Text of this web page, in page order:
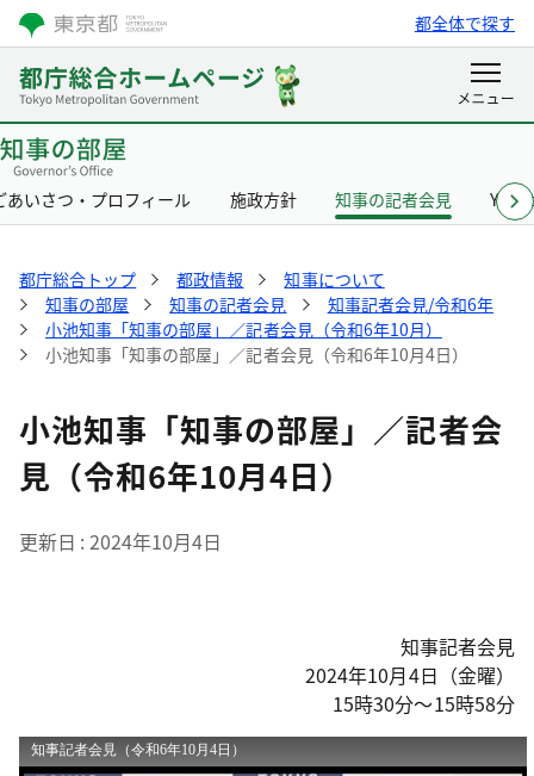
都全体で探す
あいさつ・プロフィール 施政方針 知事の記者会見
都庁総合トップ 都政情報
知事について
知事の部屋
知事の記者会見
知事記者会見/令和6年
小池知事「知事の部屋」／記者会見（令和6年10月）
小池知事「知事の部屋」／記者会見（令和6年10月4日）
小池知事「知事の部屋」／記者会
見（令和6年10月4日）
更新日 2024年10月4日
知事記者会見
2024年10月4日（金曜）
15時30分～15時58分